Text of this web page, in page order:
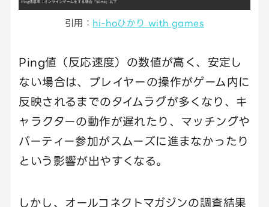
引用： hi-hoひかり with games
Ping値（反応速度）の数値が高く、安定し
ない場合は、プレイヤーの操作がゲーム内に
反映されるまでのタイムラグが多くなり、キ
ャラクターの動作が遅れたり、マッチングや
パーティー参加がスムーズに進まなかったり
という影響が出やすくなる。
しかし、オールコネクトマガジンの調査結果